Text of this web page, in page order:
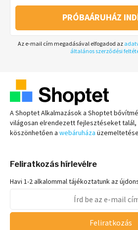
PRÓBAÁRUHÁZ
Az e-mail cím megadásával elfogadod az
általános szerződési
A Shoptet Alkalmazások a Shoptet
világosan elrendezett fejlesztéseket talál,
köszönhetően a webáruháza
Feliratkozás hírlevélre
Havi 1-2 alkalommal tájékoztatunk az
Feliratkozás